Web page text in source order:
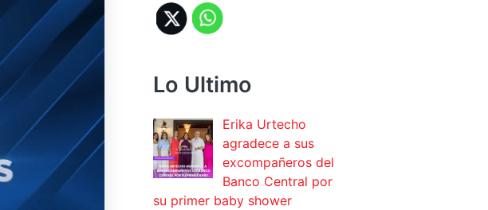
Lo Ultimo
Erika Urtecho
agradece a sus
excompañeros del
Banco Central por
su primer baby shower